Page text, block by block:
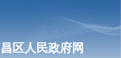
区人民政府网